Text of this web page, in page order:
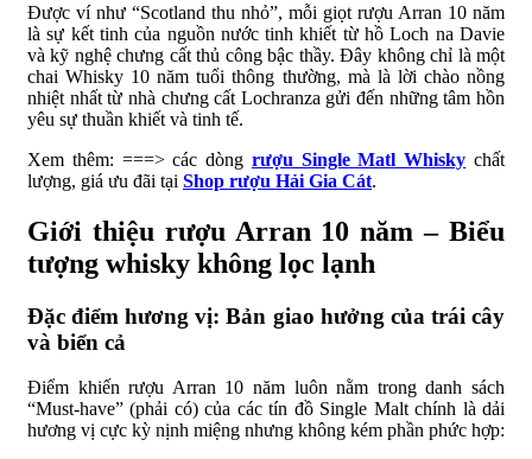
Được ví như “Scotland thu nhỏ”, mỗi giọt rượu Arran 10 năm
là sự kết tinh của nguồn nước tinh khiết từ hồ Loch na Davie
và kỹ nghệ chưng cất thủ công bậc thầy. Đây không chỉ là một
chai Whisky 10 năm tuổi thông thường, mà là lời chào nồng
nhiệt nhất từ nhà chưng cất Lochranza gửi đến những tâm hồn
yêu sự thuần khiết và tinh tế.
Xem thêm: ===> các dòng rượu Single Matl Whisky chất
lượng, giá ưu đãi tại Shop rượu Hải Gia Cát.
Giới thiệu rượu Arran 10 năm – Biểu
tượng whisky không lọc lạnh
Đặc điểm hương vị: Bản giao hưởng của trái cây
và biển cả
Điểm khiến rượu Arran 10 năm luôn nằm trong danh sách
“Must-have” (phải có) của các tín đồ Single Malt chính là dải
hương vị cực kỳ nịnh miệng nhưng không kém phần phức hợp: